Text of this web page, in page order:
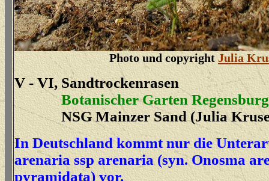
Photo und copyrightJulia
V - VI, Sandtrockenrasen
Botanischer Garten Regensburg
NSG Mainzer Sand (Julia Kruse
In Deutschland kommt nur die
arenaria ssp arenaria (syn. Onosma
pyramidata) vor.